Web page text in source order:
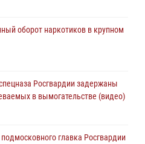
на комплексных учениях
объектов в Подмосковье
оборот наркотиков в крупном
Росгвардии задержаны
в вымогательстве (видео)
главка Росгвардии